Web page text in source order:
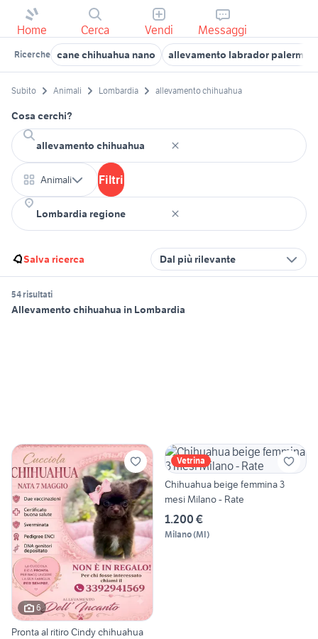
Home Cerca Vendi Messaggi
Ricerche cane chihuahua nano allevamento labrador palermo
Subito Animali Lombardia allevamento chihuahua
Cosa cerchi?
Animali Filtri
Salva ricerca Dal più rilevante
54 risultati
Allevamento chihuahua in Lombardia
6
Pronta al ritiro Cindy chihuahua
Vetrina
Chihuahua beige femmina 3
mesi Milano - Rate
1.200 €
Milano(MI)